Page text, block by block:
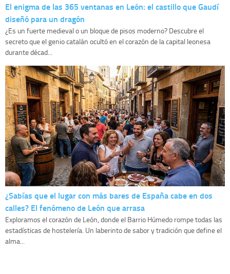
El enigma de las 365 ventanas en León: el castillo que Gaudí
diseñó para un dragón
¿Es un fuerte medieval o un bloque de pisos moderno? Descubre el
secreto que el genio catalán ocultó en el corazón de la capital leonesa
durante décad...
¿Sabías que el lugar con más bares de España cabe en dos
calles? El fenómeno de León que arrasa
Exploramos el corazón de León, donde el Barrio Húmedo rompe todas las
estadísticas de hostelería. Un laberinto de sabor y tradición que define el
alma...